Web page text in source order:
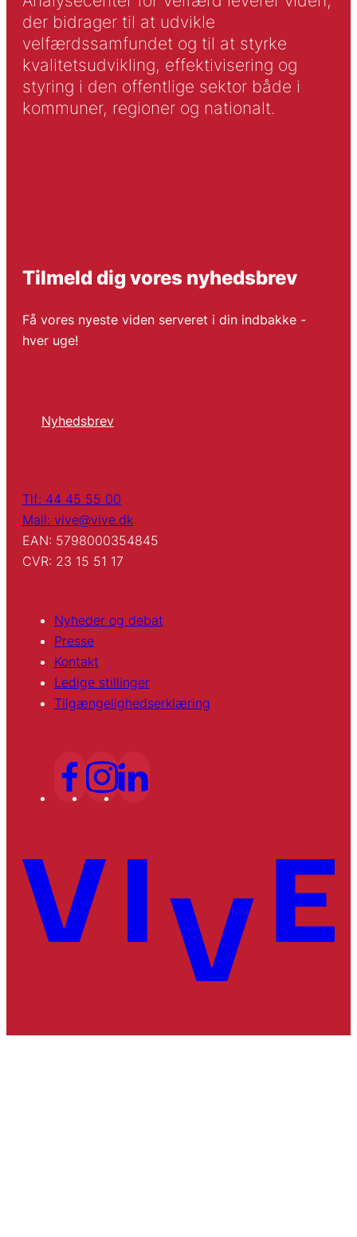
der bidrager til at udvikle
velfærdssamfundet og til at styrke
kvalitetsudvikling, effektivisering og
styring i den offentlige sektor både i
kommuner, regioner og nationalt.
Tilmeld dig vores nyhedsbrev
Få vores nyeste viden serveret i din indbakke -
hver uge!
Nyhedsbrev
Tlf: 44 45 55 00
Mail: vive@vive.dk
EAN: 5798000354845
CVR: 23 15 51 17
Nyheder og debat
Presse
Kontakt
Ledige stillinger
Tilgængelighedserklæring